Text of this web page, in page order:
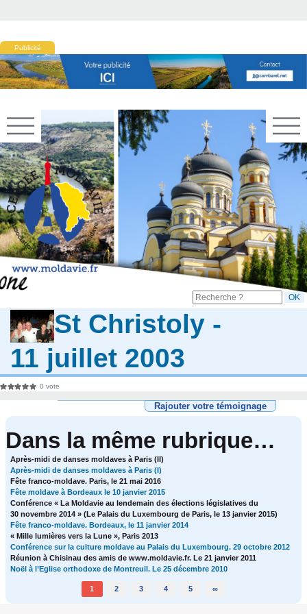
Publicité
St Christoly -
11 juillet 2003
0 vote
Rajouter votre témoignage
Dans la même rubrique…
Après-midi de danses moldaves à Paris (II)
Après-midi de danses moldaves à Paris (I)
Fête franco-moldave. Paris, le 21 mai 2016
Fête moldave à Bordeaux le 10 janvier 2015
Conférence « La Moldavie au lendemain des élections législatives du
30 novembre 2014 » (Le Palais du Luxembourg de Paris, le 13 janvier 2015)
Fête franco-moldave. Bordeaux, le 11 janvier 2014
« Mille lumières vers la Lune », Paris 2013
Conférence sur la culture moldave au Palais du Luxembourg. 29 octobre 2012
Réunion à Chisinau des amis de www.moldavie.fr. Le 21 janvier 2011
Noël à l’Eglise orthodoxe de Montreuil. Le 25 décembre 2010
1 2 3 4 5 ∞